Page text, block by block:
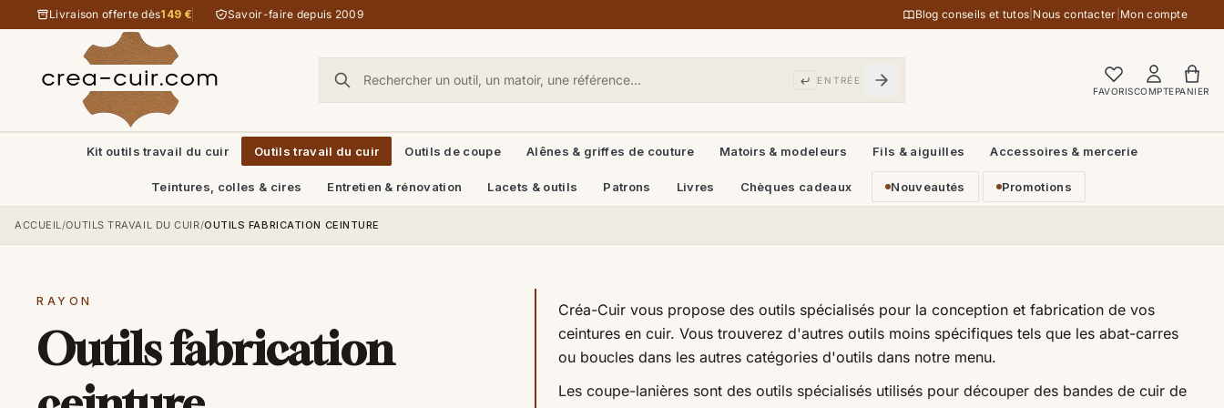
Aller au contenu
Livraison offerte dès149 € Savoir-faire depuis 2009 Blog conseils et tutos Nous contacter Mon compte
ENTRÉE
FAVORISCOMPTEPANIER
Kit outils travail du cuir Outils travail du cuir Outils de coupe Alênes & griffes de couture Matoirs & modeleurs Fils & aiguilles Accessoires & mercerie
Teintures, colles & cires Entretien & rénovation Lacets & outils Patrons Livres Chèques cadeaux Nouveautés Promotions
ACCUEIL/OUTILS TRAVAIL DU CUIR/OUTILS FABRICATION CEINTURE
RAYON
Outils fabrication
Créa-Cuir vous propose des outils spécialisés pour la conception et fabrication de vos
ceintures en cuir. Vous trouverez d'autres outils moins spécifiques tels que les abat-carres
ou boucles dans les autres catégories d'outils dans notre menu.
Les coupe-lanières sont des outils spécialisés utilisés pour découper des bandes de cuir de